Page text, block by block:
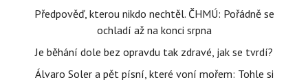
Předpověď, kterou nikdo nechtěl. ČHMÚ: Pořádně se
ochladí až na konci srpna
Je běhání dole bez opravdu tak zdravé, jak se tvrdí?
Álvaro Soler a pět písní, které voní mořem: Tohle si